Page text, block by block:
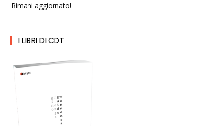
Rimani aggiornato!
I LIBRI DI CDT